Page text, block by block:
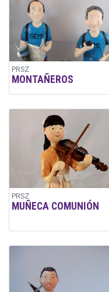
PRSZ
MONTAÑEROS
PRSZ
MUÑECA COMUNIÓN